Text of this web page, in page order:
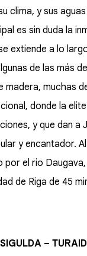
clima, y sus
es sin duda la
extiende a lo
de las más
madera, muchas
donde la
y que dan a
y encantador.
por el rio
de Riga de 45
–